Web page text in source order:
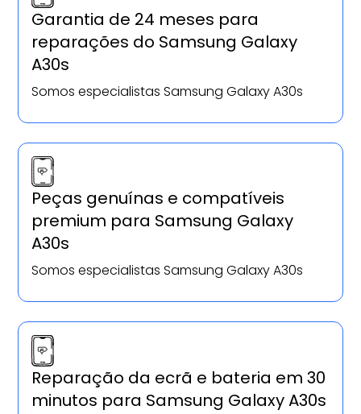
Garantia de 24 meses para
reparações do Samsung Galaxy
A30s
Somos especialistas Samsung Galaxy A30s
Peças genuínas e compatíveis
premium para Samsung Galaxy
A30s
Somos especialistas Samsung Galaxy A30s
Reparação da ecrã e bateria em 30
minutos para Samsung Galaxy A30s